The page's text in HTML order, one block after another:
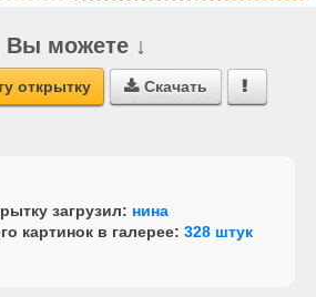
Вы можете ↓
открытку  Скачать 
загрузил: нина
картинок в галерее: 328 штук